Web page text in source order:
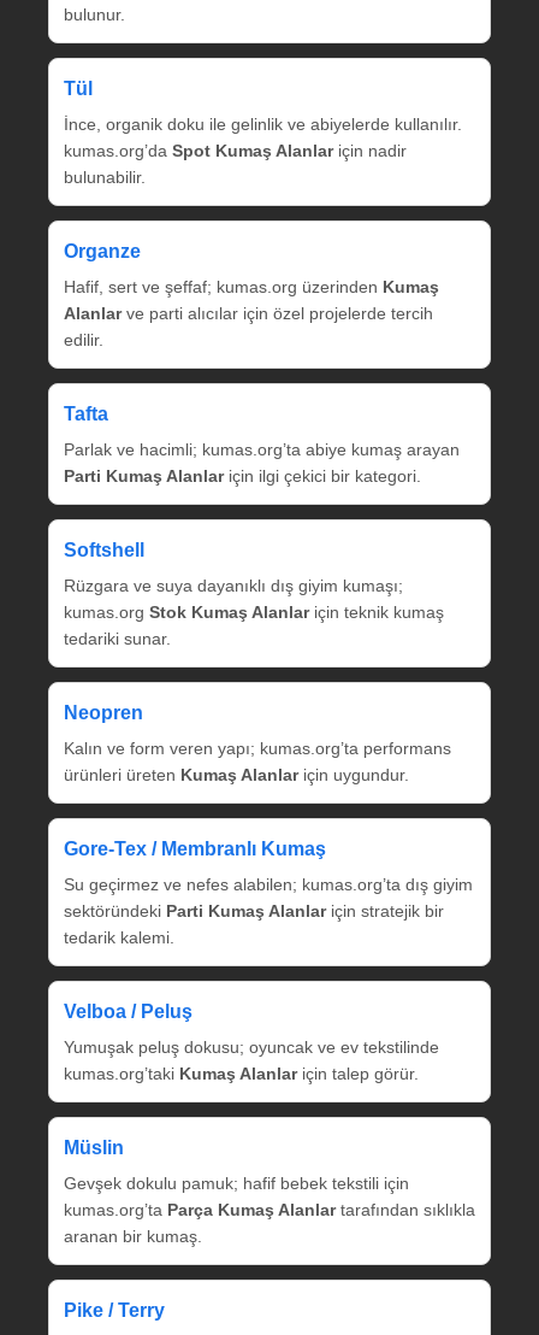
bulunur.
Tül
İnce, organik doku ile gelinlik ve abiyelerde kullanılır.
kumas.org’da Spot Kumaş Alanlariçin nadir
bulunabilir.
Organze
Hafif, sert ve şeffaf; kumas.org üzerinden Kumaş
Alanlarve parti alıcılar için özel projelerde tercih
edilir.
Tafta
Parlak ve hacimli; kumas.org’ta abiye kumaş arayan
Parti Kumaş Alanlariçin ilgi çekici bir kategori.
Softshell
Rüzgara ve suya dayanıklı dış giyim kumaşı;
kumas.org Stok Kumaş Alanlariçin teknik kumaş
tedariki sunar.
Neopren
Kalın ve form veren yapı; kumas.org’ta performans
ürünleri üreten Kumaş Alanlariçin uygundur.
Gore‑Tex / Membranlı Kumaş
Su geçirmez ve nefes alabilen; kumas.org’ta dış giyim
sektöründeki Parti Kumaş Alanlariçin stratejik bir
tedarik kalemi.
Velboa / Peluş
Yumuşak peluş dokusu; oyuncak ve ev tekstilinde
kumas.org’taki Kumaş Alanlariçin talep görür.
Müslin
Gevşek dokulu pamuk; hafif bebek tekstili için
kumas.org’ta Parça Kumaş Alanlartarafından sıklıkla
aranan bir kumaş.
Pike / Terry